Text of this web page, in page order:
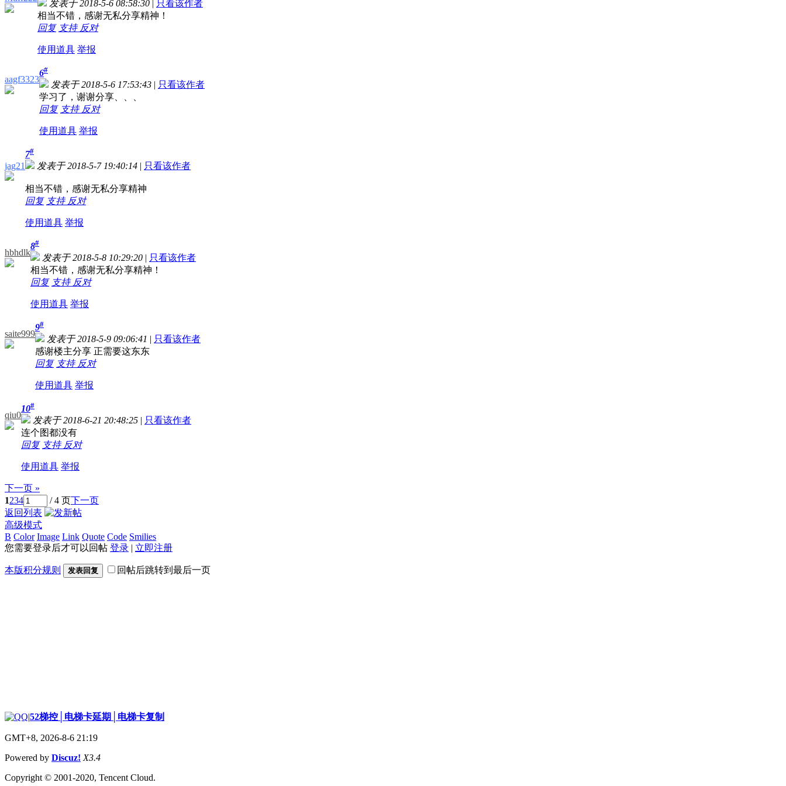
发表于 2018-5-6 08:58:30
只看该作者
相当不错，感谢无私分享精神！
回复 支持 反对
使用道具 举报
aagf3323
6#
发表于 2018-5-6 17:53:43 | 只看该作者
学习了，谢谢分享、、、
回复 支持 反对
使用道具 举报
jag21
7#
发表于 2018-5-7 19:40:14 | 只看该作者
相当不错，感谢无私分享精神
回复 支持 反对
使用道具 举报
hbhdlk
8#
发表于 2018-5-8 10:29:20 | 只看该作者
相当不错，感谢无私分享精神！
回复 支持 反对
使用道具 举报
saite999
9#
发表于 2018-5-9 09:06:41 | 只看该作者
感谢楼主分享 正需要这东东
回复 支持 反对
使用道具 举报
qiu0
10#
发表于 2018-6-21 20:48:25 | 只看该作者
连个图都没有
回复 支持 反对
使用道具 举报
下一页 »
1234 / 4 页下一页
返回列表
高级模式
B Color Image Link Quote Code Smilies
您需要登录后才可以回帖 登录 | 立即注册
本版积分规则 发表回复 回帖后跳转到最后一页
|52梯控│电梯卡延期│电梯卡复制
GMT+8, 2026-8-6 21:19
Powered by Discuz! X3.4
Copyright © 2001-2020, Tencent Cloud.